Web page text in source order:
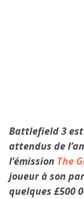
Battlefield 3 est
attendus de
l’émission The
joueur à son
quelques £500